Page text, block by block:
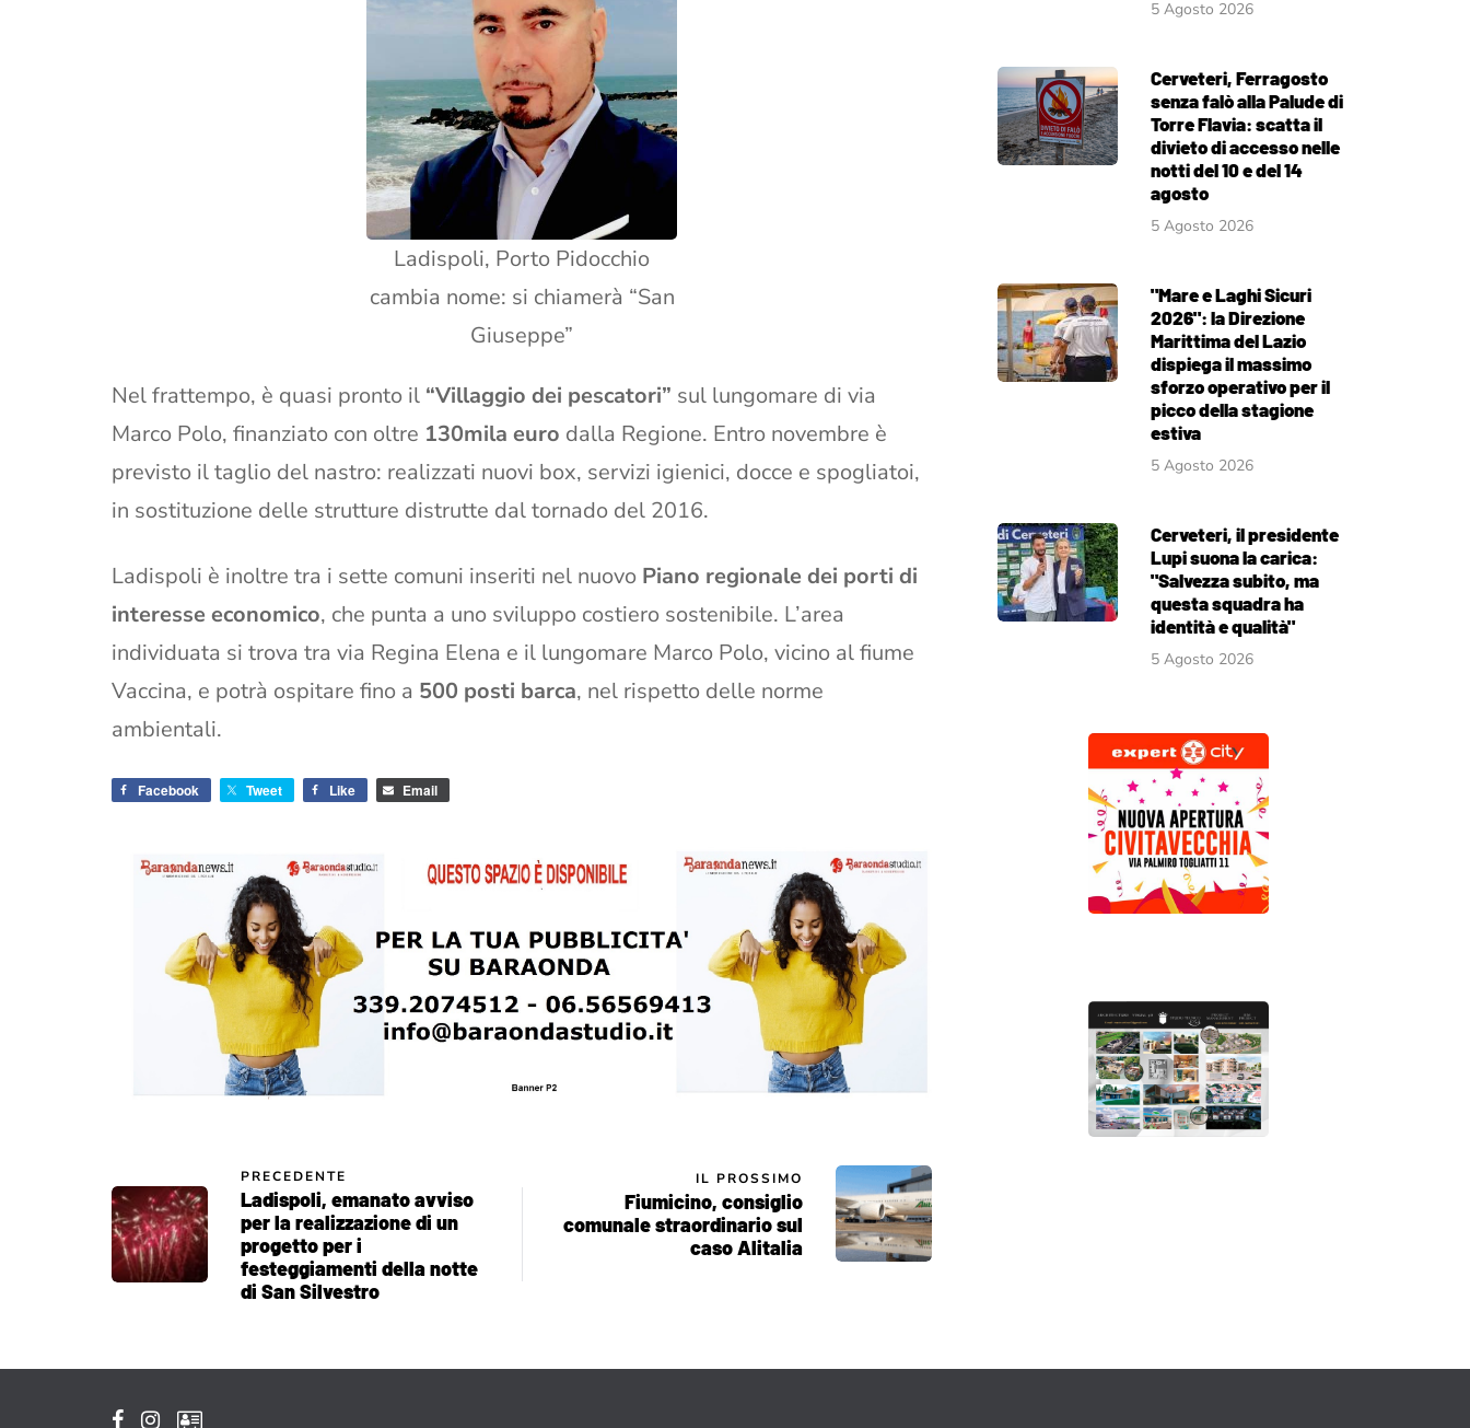
Ladispoli, Porto Pidocchio
cambia nome: si chiamerà “San
Giuseppe”
Nel frattempo, è quasi pronto il “Villaggio dei pescatori” sul lungomare di via
Marco Polo, finanziato con oltre 130mila euro dalla Regione. Entro novembre è
previsto il taglio del nastro: realizzati nuovi box, servizi igienici, docce e spogliatoi,
in sostituzione delle strutture distrutte dal tornado del 2016.
Ladispoli è inoltre tra i sette comuni inseriti nel nuovo Piano regionale dei porti di
interesse economico, che punta a uno sviluppo costiero sostenibile. L’area
individuata si trova tra via Regina Elena e il lungomare Marco Polo, vicino al fiume
Vaccina, e potrà ospitare fino a 500 posti barca, nel rispetto delle norme
ambientali.
Facebook Tweet Like Email
PRECEDENTE
Ladispoli, emanato avviso
per la realizzazione di un
progetto per i
festeggiamenti della notte
di San Silvestro
IL PROSSIMO
Fiumicino, consiglio
comunale straordinario sul
caso Alitalia
5 Agosto 2026
Cerveteri, Ferragosto
senza falò alla Palude di
Torre Flavia: scatta il
divieto di accesso nelle
notti del 10 e del 14
agosto
5 Agosto 2026
"Mare e Laghi Sicuri
2026": la Direzione
Marittima del Lazio
dispiega il massimo
sforzo operativo per il
picco della stagione
estiva
5 Agosto 2026
Cerveteri, il presidente
Lupi suona la carica:
"Salvezza subito, ma
questa squadra ha
identità e qualità"
5 Agosto 2026